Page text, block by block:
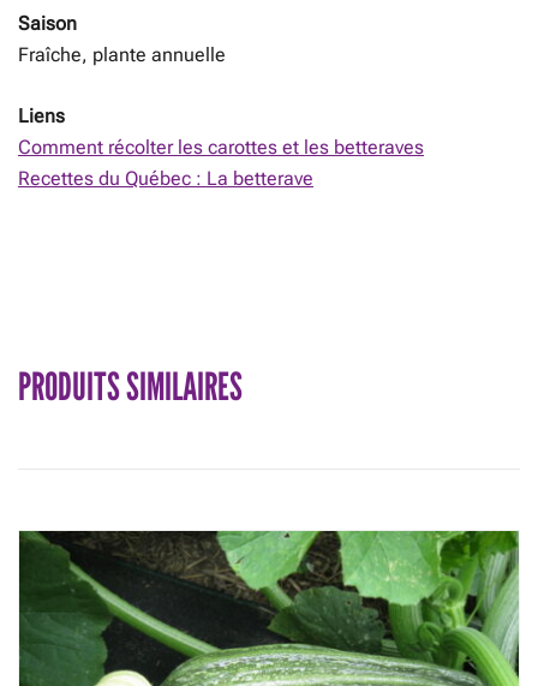
Saison
Fraîche, plante annuelle
Liens
Comment récolter les carottes et les betteraves
Recettes du Québec : La betterave
PRODUITS SIMILAIRES